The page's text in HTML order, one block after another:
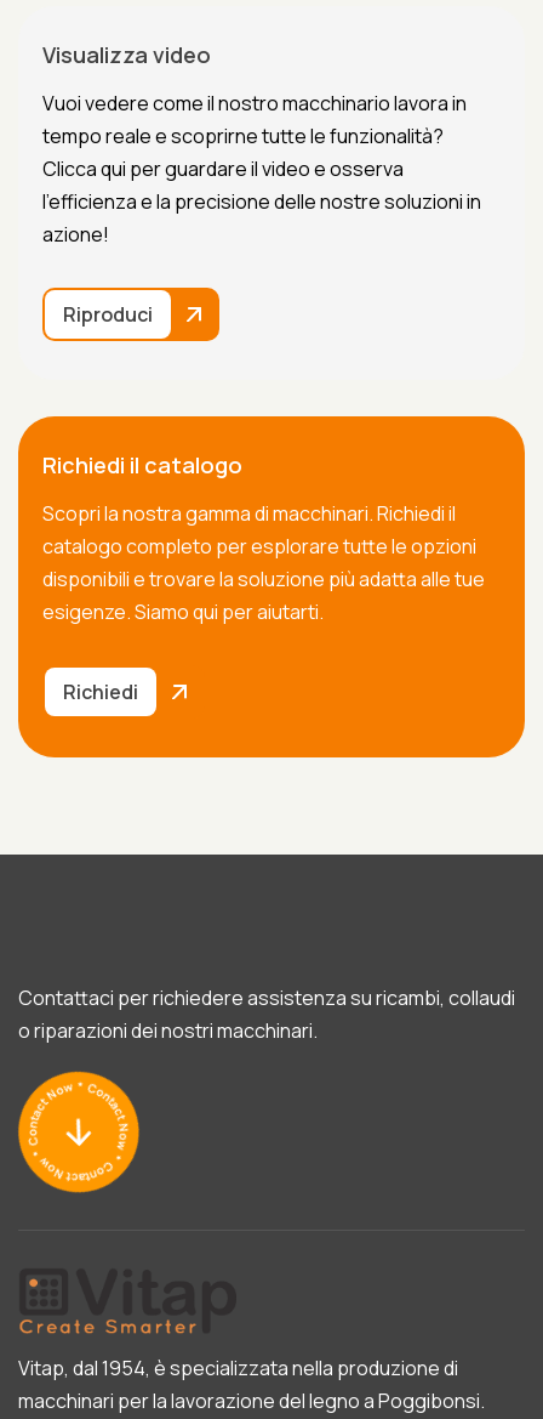
Visualizza video
Vuoi vedere come il nostro macchinario lavora in
tempo reale e scoprirne tutte le funzionalità?
Clicca qui per guardare il video e osserva
l'efficienza e la precisione delle nostre soluzioni in
azione!
Riproduci
Richiedi il catalogo
Scopri la nostra gamma di macchinari. Richiedi il
catalogo completo per esplorare tutte le opzioni
disponibili e trovare la soluzione più adatta alle tue
esigenze. Siamo qui per aiutarti.
Richiedi
Contattaci per richiedere assistenza su ricambi, collaudi
o riparazioni dei nostri macchinari.
Vitap, dal 1954, è specializzata nella produzione di
macchinari per la lavorazione del legno a Poggibonsi.